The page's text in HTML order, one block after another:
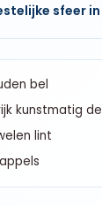
sfeer in
bel
kunstmatig
lint